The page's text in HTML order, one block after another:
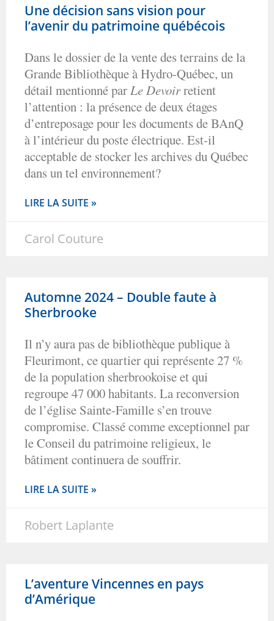
Une décision sans vision pour
l’avenir du patrimoine québécois
Dans le dossier de la vente des terrains de la
Grande Bibliothèque à Hydro-Québec, un
détail mentionné parLe Devoirretient
l’attention : la présence de deux étages
d’entreposage pour les documents de BAnQ
à l’intérieur du poste électrique. Est-il
acceptable de stocker les archives du Québec
dans un tel environnement?
LIRE LA SUITE »
Carol Couture
Automne 2024 – Double faute à
Sherbrooke
Il n’y aura pas de bibliothèque publique à
Fleurimont, ce quartier qui représente 27 %
de la population sherbrookoise et qui
regroupe 47 000 habitants. La reconversion
de l’église Sainte-Famille s’en trouve
compromise. Classé comme exceptionnel par
le Conseil du patrimoine religieux, le
bâtiment continuera de souffrir.
LIRE LA SUITE »
Robert Laplante
L’aventure Vincennes en pays
d’Amérique